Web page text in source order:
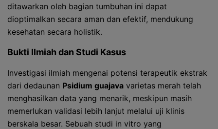
ditawarkan oleh bagian tumbuhan ini dapat
dioptimalkan secara aman dan efektif, mendukung
kesehatan secara holistik.
Bukti Ilmiah dan Studi Kasus
Investigasi ilmiah mengenai potensi terapeutik ekstrak
dari dedaunan Psidium guajava varietas merah telah
menghasilkan data yang menarik, meskipun masih
memerlukan validasi lebih lanjut melalui uji klinis
berskala besar. Sebuah studi in vitro yang